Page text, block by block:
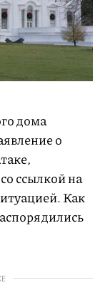
дома
о
ссылкой на
Как